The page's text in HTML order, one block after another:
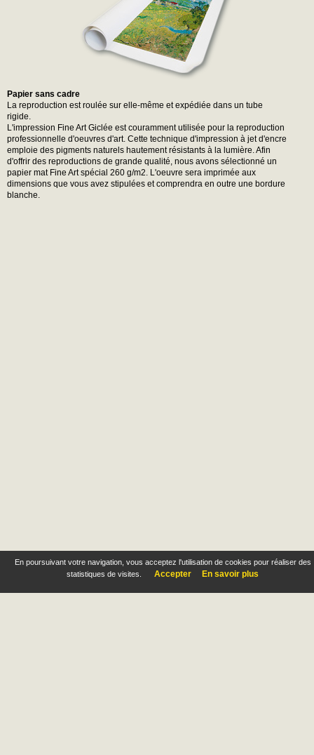
En poursuivant votre navigation, vous acceptez l'utilisation de cookies pour réaliser des
statistiques de visites.
Accepter En savoir plus
Papier sans cadre
La reproduction est roulée sur elle-même et expédiée dans un tube
rigide.
L'impression Fine Art Giclée est couramment utilisée pour la reproduction
professionnelle d'oeuvres d'art. Cette technique d'impression à jet d'encre
emploie des pigments naturels hautement résistants à la lumière. Afin
d'offrir des reproductions de grande qualité, nous avons sélectionné un
papier mat Fine Art spécial 260 g/m2. L'oeuvre sera imprimée aux
dimensions que vous avez stipulées et comprendra en outre une bordure
blanche.